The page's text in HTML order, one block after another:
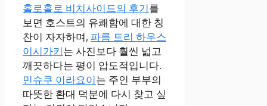
홀로홀로 비치사이드의 후기를
보면 호스트의 유쾌함에 대한 칭
찬이 자자하며, 파름 트리 하우스
이시가키는 사진보다 훨씬 넓고
깨끗하다는 평이 압도적입니다.
민슈쿠 이라요이는 주인 부부의
따뜻한 환대 덕분에 다시 찾고 싶